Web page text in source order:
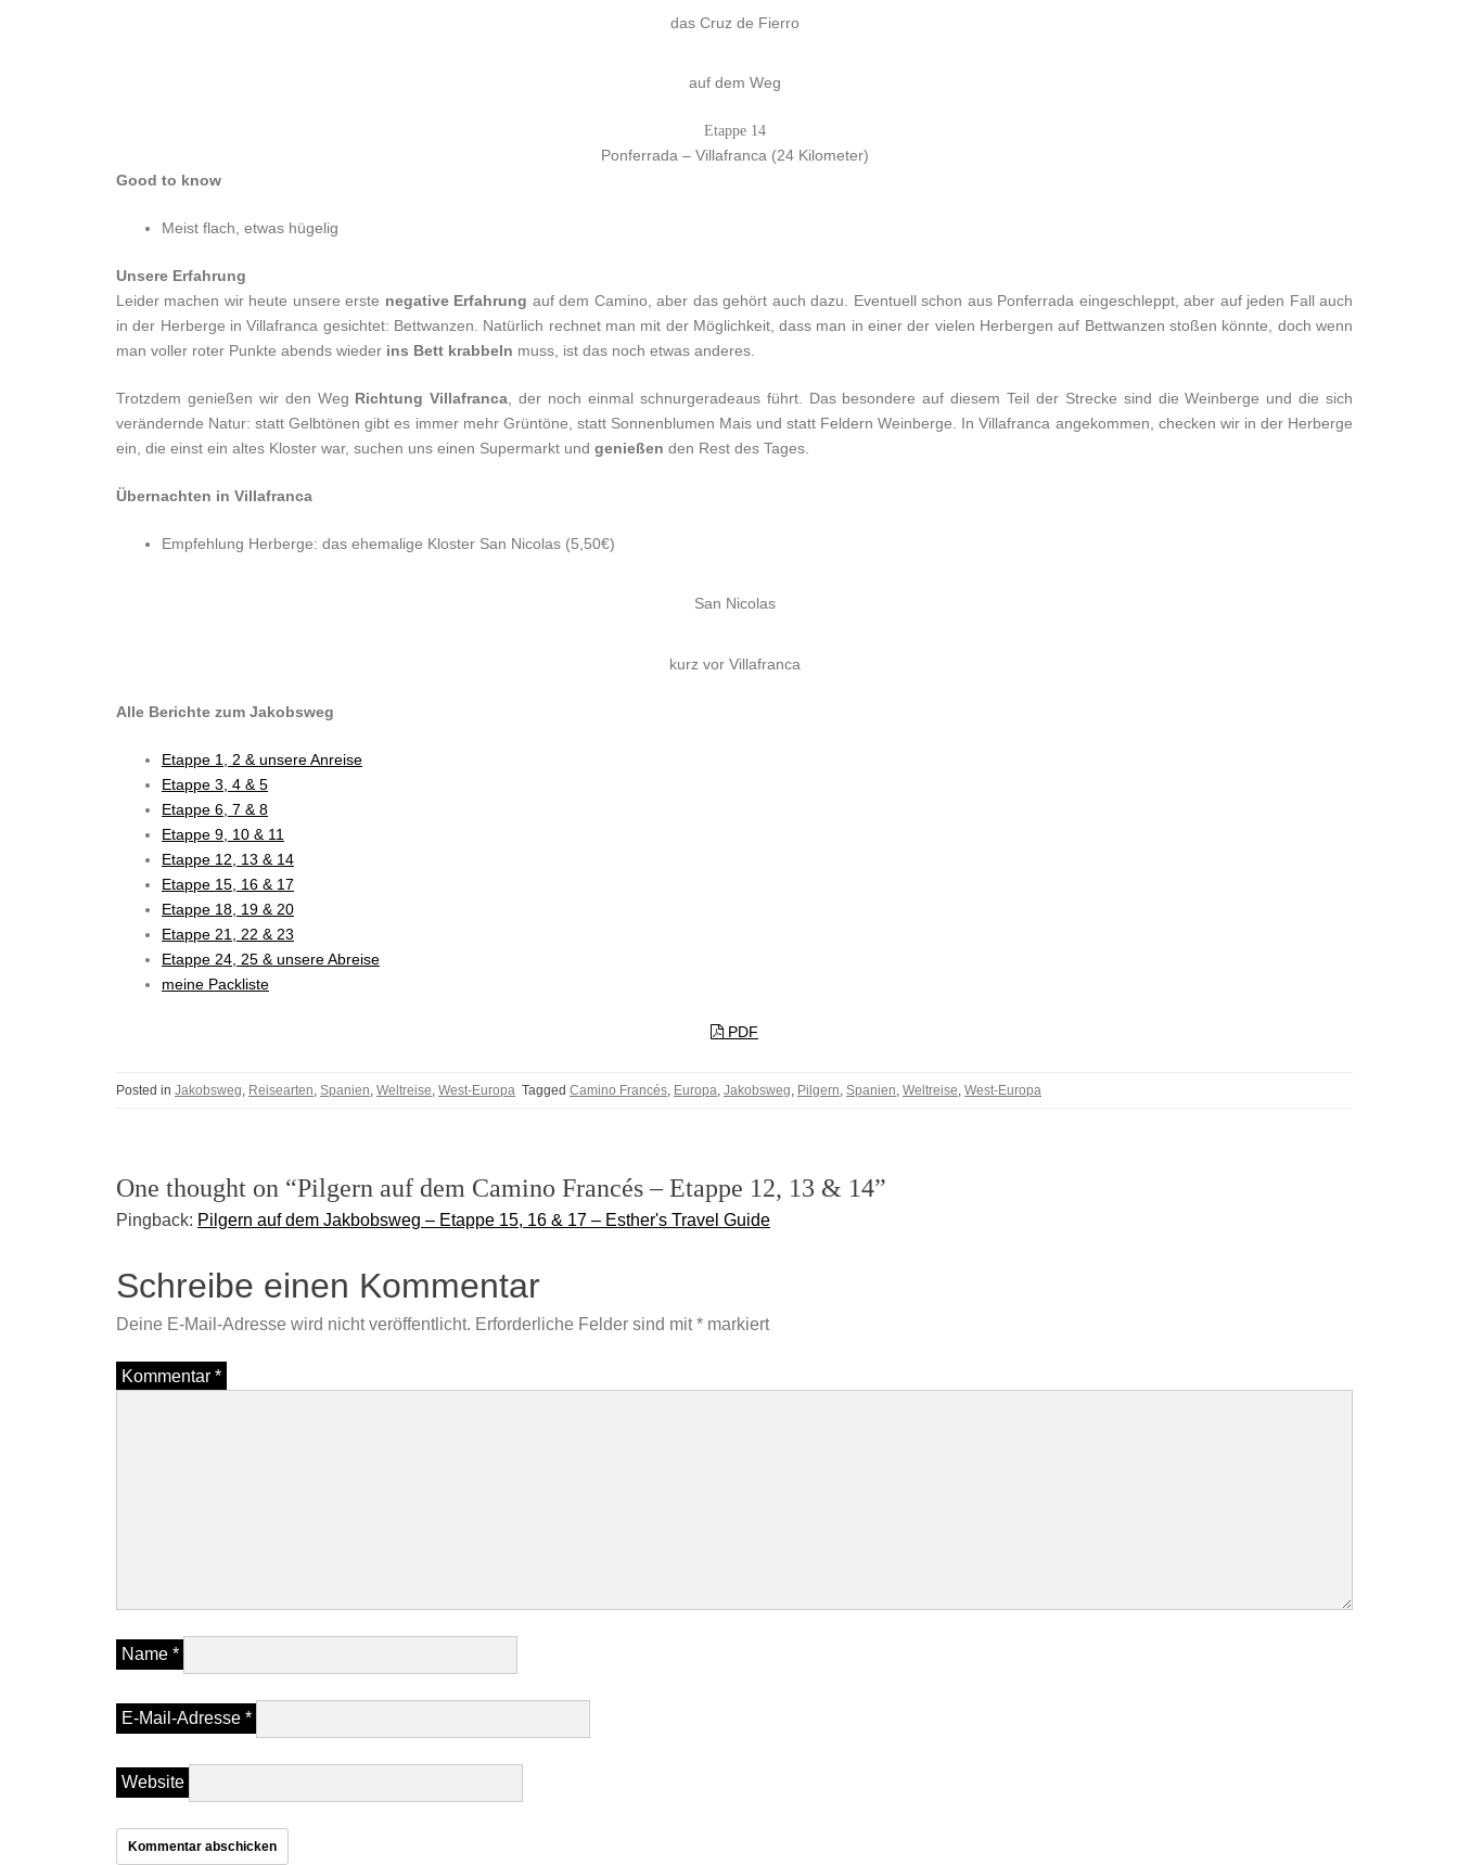
das Cruz de Fierro
auf dem Weg
Etappe 14
Ponferrada – Villafranca (24 Kilometer)
Good to know
Meist flach, etwas hügelig
Unsere Erfahrung
Leider machen wir heute unsere erste negative Erfahrung auf dem Camino, aber das gehört auch dazu. Eventuell schon aus Ponferrada eingeschleppt, aber auf jeden Fall auch
in der Herberge in Villafranca gesichtet: Bettwanzen. Natürlich rechnet man mit der Möglichkeit, dass man in einer der vielen Herbergen auf Bettwanzen stoßen könnte, doch wenn
man voller roter Punkte abends wieder ins Bett krabbeln muss, ist das noch etwas anderes.
Trotzdem genießen wir den Weg Richtung Villafranca , der noch einmal schnurgeradeaus führt. Das besondere auf diesem Teil der Strecke sind die Weinberge und die sich
verändernde Natur: statt Gelbtönen gibt es immer mehr Grüntöne, statt Sonnenblumen Mais und statt Feldern Weinberge. In Villafranca angekommen, checken wir in der Herberge
ein, die einst ein altes Kloster war, suchen uns einen Supermarkt und genießen den Rest des Tages.
Übernachten in Villafranca
Empfehlung Herberge: das ehemalige Kloster San Nicolas (5,50€)
San Nicolas
kurz vor Villafranca
Alle Berichte zum Jakobsweg
Etappe 1, 2 & unsere Anreise
Etappe 3, 4 & 5
Etappe 6, 7 & 8
Etappe 9, 10 & 11
Etappe 12, 13 & 14
Etappe 15, 16 & 17
Etappe 18, 19 & 20
Etappe 21, 22 & 23
Etappe 24, 25 & unsere Abreise
meine Packliste
PDF
Posted in Jakobsweg Reisearten Spanien Weltreise West-Europa Tagged Camino Francés Europa Jakobsweg Pilgern Spanien Weltreise West-Europa
One thought on “Pilgern auf dem Camino Francés – Etappe 12, 13 & 14”
Pingback: Pilgern auf dem Jakbobsweg – Etappe 15, 16 & 17 – Esther's Travel Guide
Schreibe einen Kommentar
Deine E-Mail-Adresse wird nicht veröffentlicht. Erforderliche Felder sind mit* markiert
Kommentar *
Name *
E-Mail-Adresse *
Website